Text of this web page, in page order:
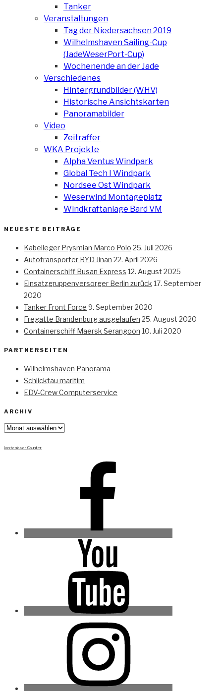
Tanker
Veranstaltungen
Tag der Niedersachsen 2019
Wilhelmshaven Sailing-Cup
(JadeWeserPort-Cup)
Wochenende an der Jade
Verschiedenes
Hintergrundbilder (WHV)
Historische Ansichtskarten
Panoramabilder
Video
Zeitraffer
WKA Projekte
Alpha Ventus Windpark
Global Tech I Windpark
Nordsee Ost Windpark
Weserwind Montageplatz
Windkraftanlage Bard VM
NEUESTE BEITRÄGE
Kabelleger Prysmian Marco Polo 25. Juli 2026
Autotransporter BYD Jinan 22. April 2026
Containerschiff Busan Express 12. August 2025
Einsatzgruppenversorger Berlin zurück 17. September
2020
Tanker Front Force 9. September 2020
Fregatte Brandenburg ausgelaufen 25. August 2020
Containerschiff Maersk Serangoon 10. Juli 2020
PARTNERSEITEN
Wilhelmshaven Panorama
Schlicktau maritim
EDV-Crew Computerservice
ARCHIV
Archiv
kostenloser Counter